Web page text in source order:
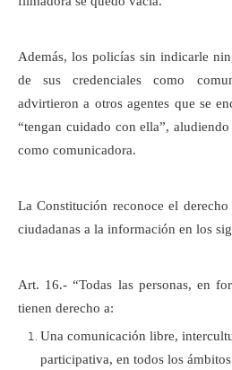
Además, los policías sin indicarle
de sus credenciales como
advirtieron a otros agentes que se
“tengan cuidado con ella”,
como comunicadora.
La Constitución reconoce el
ciudadanas a la información en los
Art. 16.- “Todas las personas, en
tienen derecho a:
Una comunicación libre,
participativa, en todos los